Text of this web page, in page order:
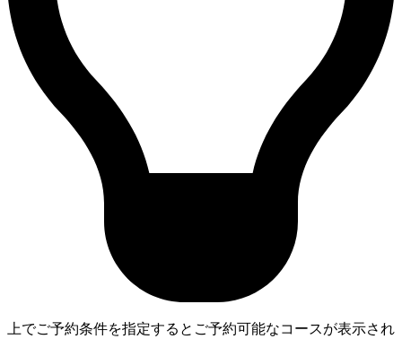
上でご予約条件を指定するとご予約可能なコースが表示され